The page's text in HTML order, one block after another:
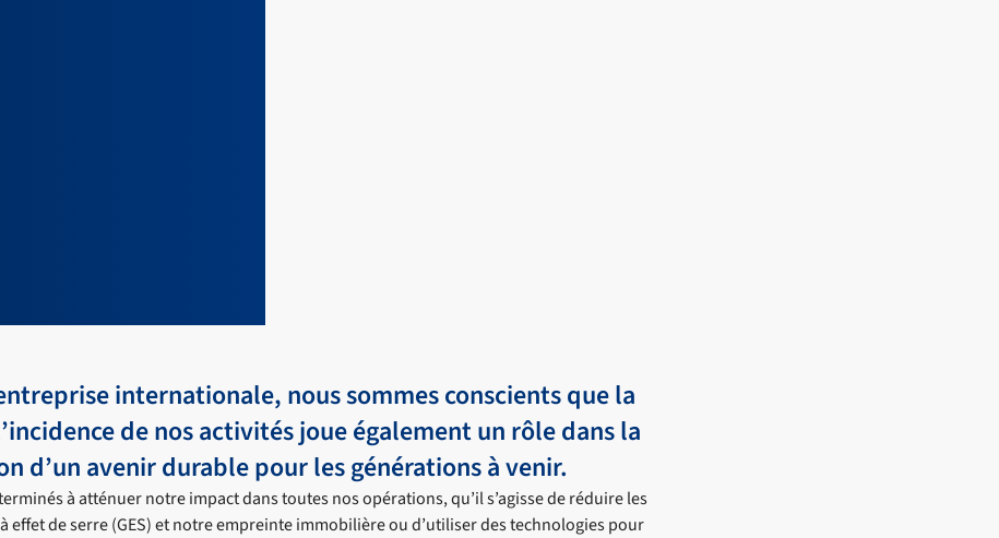
internationale, nous sommes conscients que la
de nos activités joue également un rôle dans la
d’un avenir durable pour les générations à venir.
à atténuer notre impact dans toutes nos opérations, qu’il s’agisse de réduire les
effet de serre (GES) et notre empreinte immobilière ou d’utiliser des technologies pour